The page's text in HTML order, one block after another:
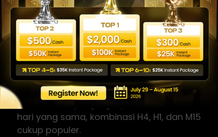
tiga level ini memiliki konteks yang jauh
lebih kuat dibanding entry berdasarkan
satu candlestick di M15 tanpa melihat
gambaran besar.
H4, H1, M15 untuk
Intraday
Untuk trader yang ingin posisi selesai di
hari yang sama, kombinasi H4, H1, dan M15
cukup populer.